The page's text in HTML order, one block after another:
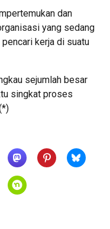
dan
yang sedang
kerja di suatu
sejumlah besar
singkat proses